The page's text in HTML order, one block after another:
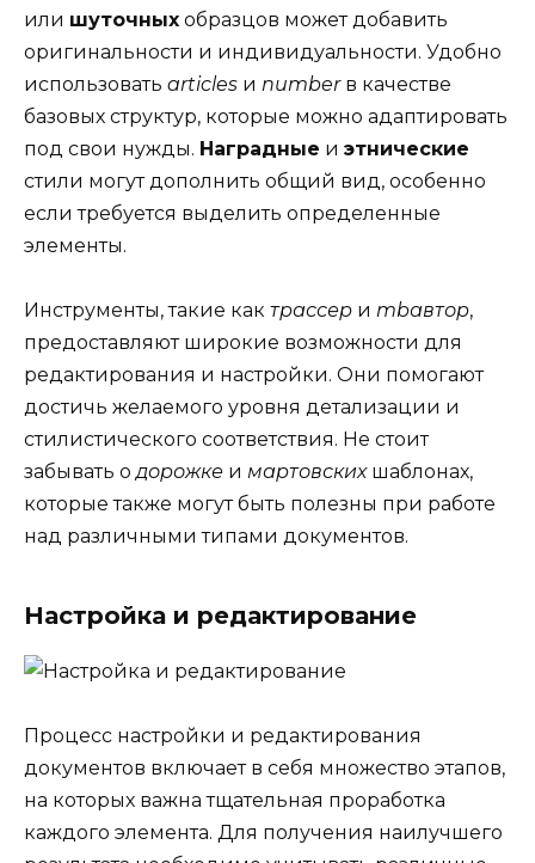
или шуточных образцов может добавить
оригинальности и индивидуальности. Удобно
использовать articles и numberв качестве
базовых структур, которые можно адаптировать
под свои нужды. Наградные и этнические
стили могут дополнить общий вид, особенно
если требуется выделить определенные
элементы.
Инструменты, такие как трассер и mbавтор,
предоставляют широкие возможности для
редактирования и настройки. Они помогают
достичь желаемого уровня детализации и
стилистического соответствия. Не стоит
забывать одорожке и мартовскихшаблонах,
которые также могут быть полезны при работе
над различными типами документов.
Настройка и редактирование
Процесс настройки и редактирования
документов включает в себя множество этапов,
на которых важна тщательная проработка
каждого элемента. Для получения наилучшего